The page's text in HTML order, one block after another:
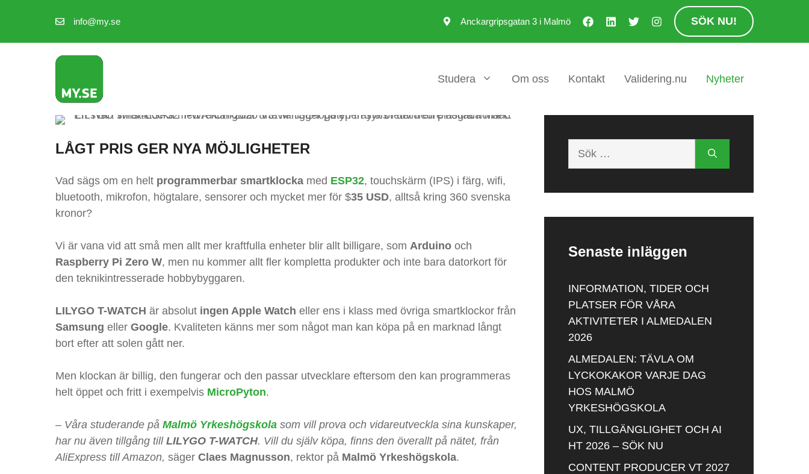
innehåll
info@my.se Anckargripsgatan 3 i Malmö SÖK NU!
Studera Om oss Kontakt Validering.nu Nyheter
LÅGT PRIS GER NYA MÖJLIGHETER
Vad sägs om en helt programmerbar smartklocka med ESP32, touchskärm (IPS) i färg, wifi,
bluetooth, mikrofon, högtalare, sensorer och mycket mer för $35 USD, alltså kring 360 svenska
kronor?
Vi är vana vid att små men allt mer kraftfulla enheter blir allt billigare, som Arduino och
Raspberry Pi Zero W, men nu kommer allt fler kompletta produkter och inte bara datorkort för
den teknikintresserade hobbybyggaren.
LILYGO T-WATCH är absolut ingen Apple Watch eller ens i klass med övriga smartklockor från
Samsung eller Google. Kvaliteten känns mer som något man kan köpa på en marknad långt
bort efter att solen gått ner.
Men klockan är billig, den fungerar och den passar utvecklare eftersom den kan programmeras
helt öppet och fritt i exempelvis MicroPyton.
– Våra studerande på Malmö Yrkeshögskola som vill prova och vidareutveckla sina kunskaper,
har nu även tillgång till LILYGO T-WATCH. Vill du själv köpa, finns den överallt på nätet, från
AliExpress till Amazon, säger Claes Magnusson, rektor på Malmö Yrkeshögskola.
Senaste inläggen
INFORMATION, TIDER OCH
PLATSER FÖR VÅRA
AKTIVITETER I ALMEDALEN
2026
ALMEDALEN: TÄVLA OM
LYCKOKAKOR VARJE DAG
HOS MALMÖ
YRKESHÖGSKOLA
UX, TILLGÄNGLIGHET OCH AI
HT 2026 – SÖK NU
CONTENT PRODUCER VT 2027
Nödvändiga